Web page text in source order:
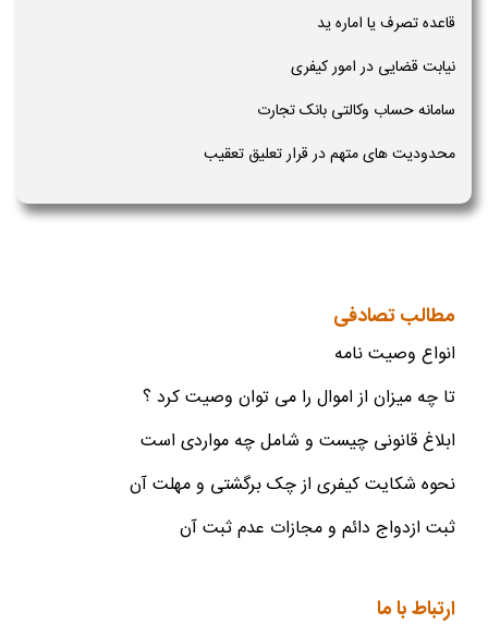
قاعده تصرف یا اماره ید
نیابت قضایی در امور کیفری
سامانه حساب وکالتی بانک تجارت
محدودیت های متهم در قرار تعلیق تعقیب
مطالب تصادفی
انواع وصیت نامه
تا چه میزان از اموال را می توان وصیت کرد ؟
ابلاغ قانونی چیست و شامل چه مواردی است
نحوه شکایت کیفری از چک برگشتی و مهلت آن
ثبت ازدواج دائم و مجازات عدم ثبت آن
ارتباط با ما